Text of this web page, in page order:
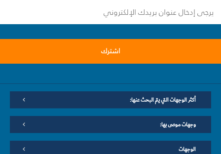
اشترك
أكثر الوجهات التي يتم البحث عنها:
وجهات موصى بها:
الوجهات